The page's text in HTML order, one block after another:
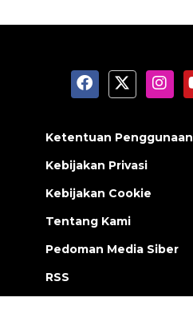
Ketentuan Penggunaan
Kebijakan Privasi
Kebijakan Cookie
Tentang Kami
Pedoman Media Siber
RSS